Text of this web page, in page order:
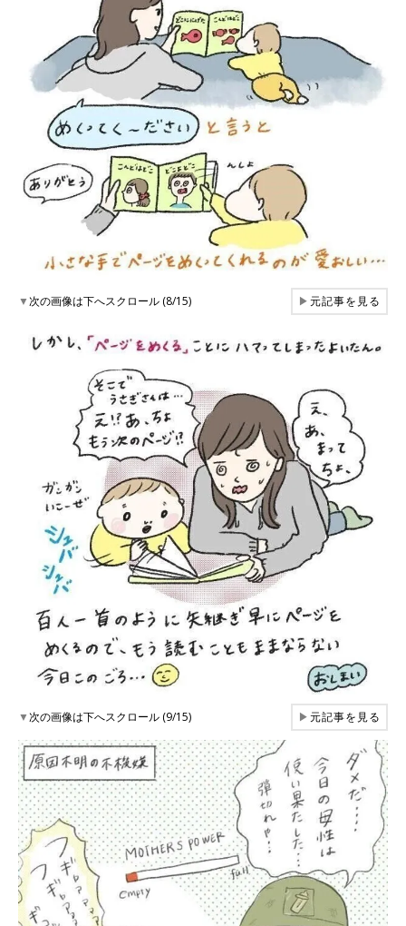
▼次の画像は下へスクロール (8/15) ▶元記事を見る
▼次の画像は下へスクロール (9/15) ▶元記事を見る